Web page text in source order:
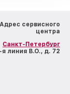
Адрес сервисного
центра
Санкт-Петербург
я линия В.О., д. 72